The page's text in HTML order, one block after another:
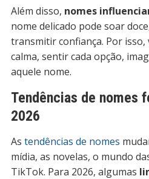
Além disso, nomes
nome delicado pode soar
transmitir confiança. Por isso,
calma, sentir cada opção,
aquele nome.
Tendências de nomes
2026
As tendências de nomes
mídia, as novelas, o mundo
TikTok. Para 2026, algumas